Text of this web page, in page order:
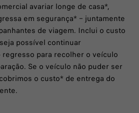
avariar longe de casa*,
em segurança* – juntamente
de viagem. Inclui o custo
possível continuar
regresso para recolher o veículo
Se o veículo não puder ser
o custo* de entrega do